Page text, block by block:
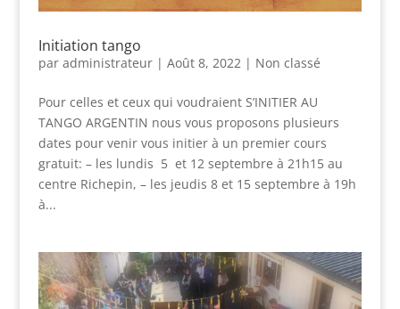
Initiation tango
par administrateur| Août 8, 2022| Non classé
Pour celles et ceux qui voudraient S’INITIER AU
TANGO ARGENTIN nous vous proposons plusieurs
dates pour venir vous initier à un premier cours
gratuit: – les lundis 5 et 12 septembre à 21h15 au
centre Richepin, – les jeudis 8 et 15 septembre à 19h
à...